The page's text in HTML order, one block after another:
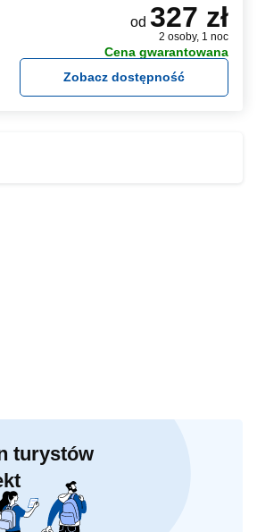
od 327 zł
2 osoby, 1 noc
Cena gwarantowana
Zobacz dostępność
turystów